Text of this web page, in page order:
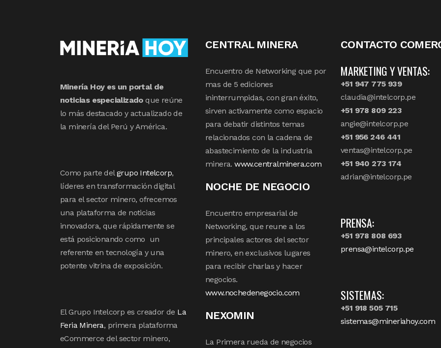
Minería Hoy es un portal de
noticias especializadoque reúne
lo más destacado y actualizado de
la minería del Perú y América.
Como parte delgrupo Intelcorp,
líderes en transformación digital
para el sector minero, ofrecemos
una plataforma de noticias
innovadora, que rápidamente se
está posicionando como un
referente en tecnología y una
potente vitrina de exposición.
El Grupo Intelcorp es creador de La
Feria Minera, primera plataforma
eCommerce del sector minero,
CENTRAL MINERA
Encuentro de Networking que por
mas de 5 ediciones
ininterrumpidas, con gran éxito,
sirven activamente como espacio
para debatir distintos temas
relacionados con la cadena de
abastecimiento de la industria
minera.www.centralminera.com
NOCHE DE NEGOCIO
Encuentro empresarial de
Networking, que reune a los
principales actores del sector
minero, en exclusivos lugares
para recibir charlas y hacer
negocios.
www.nochedenegocio.com
NEXOMIN
La Primera rueda de negocios
CONTACTO
MARKETING Y VENTAS:
+51 947 775 939
claudia@intelcorp.pe
+51 978 809 223
angie@intelcorp.pe
+51 956 246 441
ventas@intelcorp.pe
+51 940 273 174
adrian@intelcorp.pe
PRENSA:
+51 978 808 693
prensa@intelcorp.pe
SISTEMAS:
+51 918 505 715
sistemas@mineriahoy.com